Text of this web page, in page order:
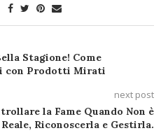
Stagione! Come
con Prodotti Mirati
next post
la Fame Quando Non è
Reale, Riconoscerla e Gestirla.